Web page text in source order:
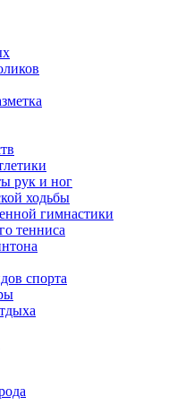
рук и ног
ходьбы
гимнастики
тенниса
спорта